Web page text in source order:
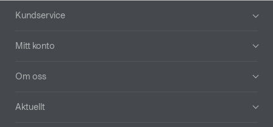
Sidfot
Kundservice
Mitt konto
Om oss
Aktuellt